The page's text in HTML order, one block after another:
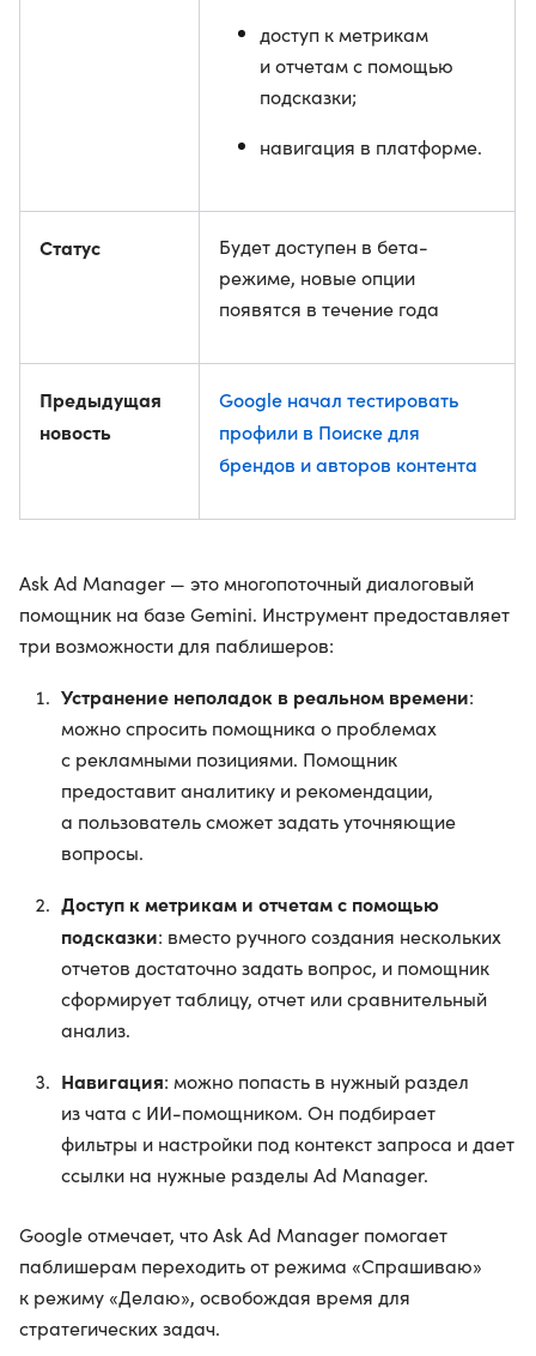
доступ к метрикам
и отчетам с помощью
подсказки;
навигация в платформе.
Статус
Будет доступен в бета-
режиме, новые опции
появятся в течение года
Предыдущая
новость
Google начал тестировать
профили в Поиске для
брендов и авторов контента
Ask Ad Manager — это многопоточный диалоговый
помощник на базе Gemini. Инструмент предоставляет
три возможности для паблишеров:
Устранение неполадок в реальном времени:
можно спросить помощника о проблемах
с рекламными позициями. Помощник
предоставит аналитику и рекомендации,
а пользователь сможет задать уточняющие
вопросы.
Доступ к метрикам и отчетам с помощью
подсказки: вместо ручного создания нескольких
отчетов достаточно задать вопрос, и помощник
сформирует таблицу, отчет или сравнительный
анализ.
Навигация: можно попасть в нужный раздел
из чата с ИИ-помощником. Он подбирает
фильтры и настройки под контекст запроса и дает
ссылки на нужные разделы Ad Manager.
Google отмечает, что Ask Ad Manager помогает
паблишерам переходить от режима «Спрашиваю»
к режиму «Делаю», освобождая время для
стратегических задач.